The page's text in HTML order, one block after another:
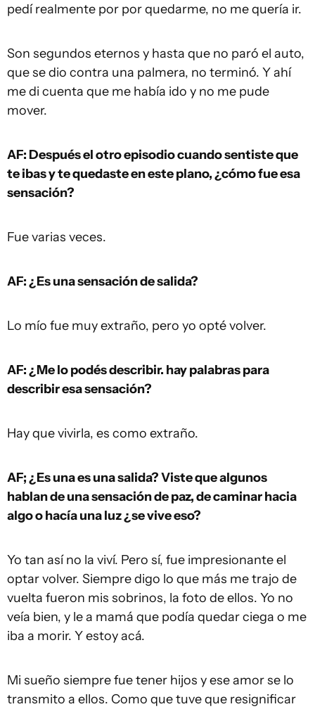
pedí realmente por por quedarme, no me quería ir.
Son segundos eternos y hasta que no paró el auto,
que se dio contra una palmera, no terminó. Y ahí
me di cuenta que me había ido y no me pude
mover.
AF: Después el otro episodio cuando sentiste que
te ibas y te quedaste en este plano, ¿cómo fue esa
sensación?
Fue varias veces.
AF: ¿Es una sensación de salida?
Lo mío fue muy extraño, pero yo opté volver.
AF: ¿Me lo podés describir. hay palabras para
describir esa sensación?
Hay que vivirla, es como extraño.
AF; ¿Es una es una salida? Viste que algunos
hablan de una sensación de paz, de caminar hacia
algo o hacía una luz ¿se vive eso?
Yo tan así no la viví. Pero sí, fue impresionante el
optar volver. Siempre digo lo que más me trajo de
vuelta fueron mis sobrinos, la foto de ellos. Yo no
veía bien, y le a mamá que podía quedar ciega o me
iba a morir. Y estoy acá.
Mi sueño siempre fue tener hijos y ese amor se lo
transmito a ellos. Como que tuve que resignificar